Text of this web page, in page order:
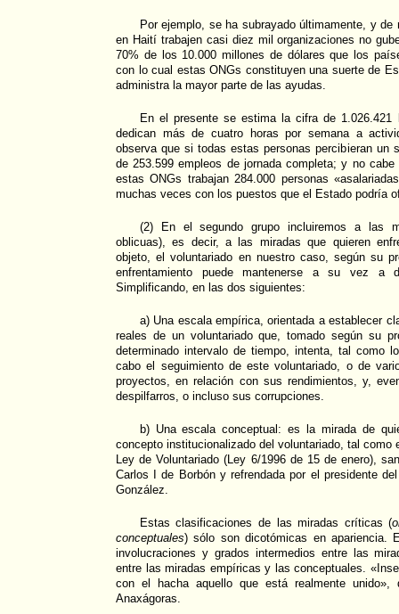
Por ejemplo, se ha subrayado últimamente, y
en Haití trabajen casi diez mil organizaciones no
70% de los 10.000 millones de dólares que los
con lo cual estas ONGs constituyen una suerte de
administra la mayor parte de las ayudas.
En el presente se estima la cifra de 1.026.421
dedican más de cuatro horas por semana a
observa que si todas estas personas percibieran un
de 253.599 empleos de jornada completa; y no
estas ONGs trabajan 284.000 personas
muchas veces con los puestos que el Estado podría
(2) En el segundo grupo incluiremos a las
oblicuas), es decir, a las miradas que quieren
objeto, el voluntariado en nuestro caso, según su
enfrentamiento puede mantenerse a su vez a
Simplificando, en las dos siguientes:
a) Una escala empírica, orientada a establecer
reales de un voluntariado que, tomado según su
determinado intervalo de tiempo, intenta, tal como
cabo el seguimiento de este voluntariado, o de
proyectos, en relación con sus rendimientos, y,
despilfarros, o incluso sus corrupciones.
b) Una escala conceptual: es la mirada de
concepto institucionalizado del voluntariado, tal como
Ley de Voluntariado (Ley 6/1996 de 15 de enero),
Carlos I de Borbón y refrendada por el presidente
González.
Estas clasificaciones de las miradas críticas (
conceptuales) sólo son dicotómicas en apariencia.
involucraciones y grados intermedios entre las
entre las miradas empíricas y las conceptuales.
con el hacha aquello que está realmente
Anaxágoras.